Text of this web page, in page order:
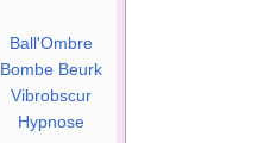
Ball'Ombre
Bombe Beurk
Vibrobscur
Hypnose